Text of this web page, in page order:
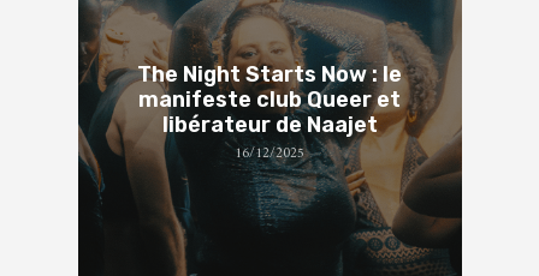
The Night Starts Now : le
manifeste club Queer et
libérateur de Naajet
16/12/2025